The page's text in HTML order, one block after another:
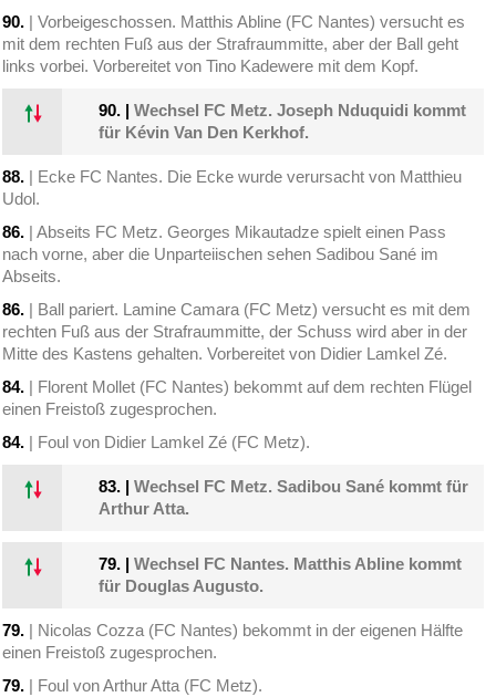
90. | Vorbeigeschossen. Matthis Abline (FC Nantes) versucht es
mit dem rechten Fuß aus der Strafraummitte, aber der Ball geht
links vorbei. Vorbereitet von Tino Kadewere mit dem Kopf.
90. |Wechsel FC Metz. Joseph Nduquidi kommt
für Kévin Van Den Kerkhof.
88. | Ecke FC Nantes. Die Ecke wurde verursacht von Matthieu
Udol.
86. | Abseits FC Metz. Georges Mikautadze spielt einen Pass
nach vorne, aber die Unparteiischen sehen Sadibou Sané im
Abseits.
86. | Ball pariert. Lamine Camara (FC Metz) versucht es mit dem
rechten Fuß aus der Strafraummitte, der Schuss wird aber in der
Mitte des Kastens gehalten. Vorbereitet von Didier Lamkel Zé.
84. | Florent Mollet (FC Nantes) bekommt auf dem rechten Flügel
einen Freistoß zugesprochen.
84. | Foul von Didier Lamkel Zé (FC Metz).
83. |Wechsel FC Metz. Sadibou Sané kommt für
Arthur Atta.
79. |Wechsel FC Nantes. Matthis Abline kommt
für Douglas Augusto.
79. | Nicolas Cozza (FC Nantes) bekommt in der eigenen Hälfte
einen Freistoß zugesprochen.
79. | Foul von Arthur Atta (FC Metz).